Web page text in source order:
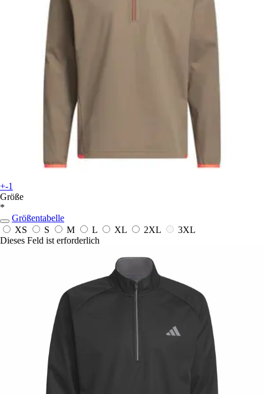
+-1
Größe
*
Größentabelle
XS
S M L XL 2XL
3XL
Dieses Feld ist erforderlich